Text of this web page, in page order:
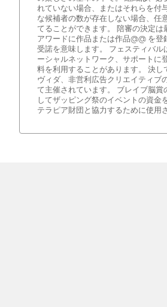
れていない場合、またはそれらを付
な候補者の数が存在しない場合、任
てることができます。 陪審の決定は
アワードに作品または作品@@ を登
受諾を意味します。 フェスティバル
ーシャルネットワーク、サポートに
料を利用することがあります。 決し
ヴィダ、非営利広告クリエイティブ
て主催されています。 ブレイブ脳賞
してザッピング祭のイベントの資金
テラピア財団と協力するために使用